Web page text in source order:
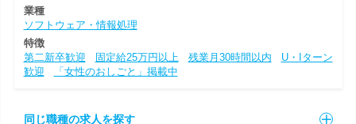
業種
ソフトウェア・情報処理
特徴
第二新卒歓迎
固定給25万円以上 残業月30時間以内
U・Iターン
歓迎
「女性のおしごと」掲載中
同じ職種の求人を探す